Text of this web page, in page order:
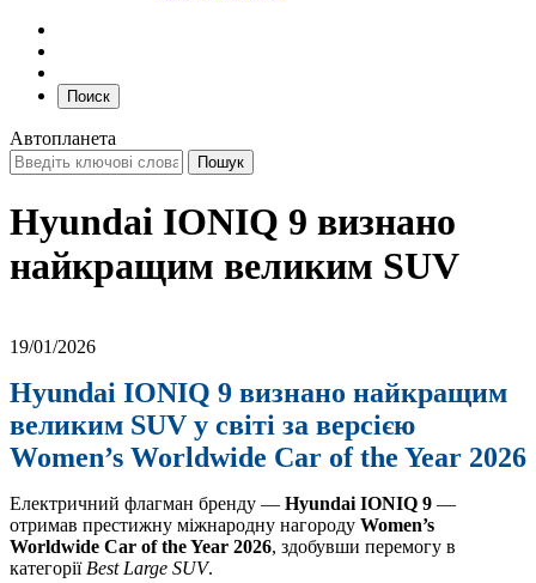
Поиск
Автопланета
Hyundai IONIQ 9 визнано
найкращим великим SUV
19/01/2026
Hyundai IONIQ 9 визнано найкращим
великим SUV у світі за версією
Women’s Worldwide Car of the Year 2026
Електричний флагман бренду — Hyundai IONIQ 9 —
отримав престижну міжнародну нагороду Women’s
Worldwide Car of the Year 2026, здобувши перемогу в
категорії Best Large SUV.